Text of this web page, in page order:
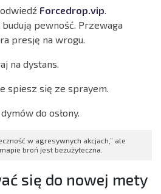
Forcedrop.vip.
pewność. Przewaga
presję na wrogu.
na dystans.
spiesz się ze sprayem.
do osłony.
w agresywnych akcjach,” ale
broń jest bezużyteczna.
się do nowej mety